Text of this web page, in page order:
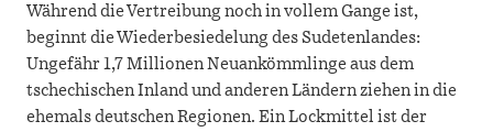
Während die Vertreibung noch in vollem Gange ist,
beginnt die Wiederbesiedelung des Sudetenlandes:
Ungefähr 1,7 Millionen Neuankömmlinge aus dem
tschechischen Inland und anderen Ländern ziehen in die
ehemals deutschen Regionen. Ein Lockmittel ist der